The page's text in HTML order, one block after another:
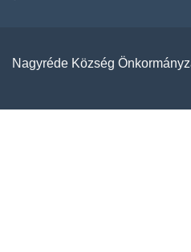
Nagyréde Község